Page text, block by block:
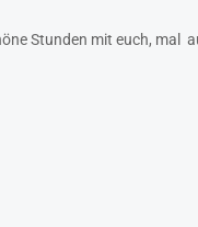
Stunden mit euch, mal